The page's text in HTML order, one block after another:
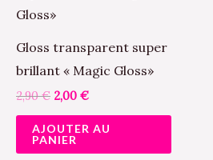
Gloss transparent super
brillant « Magic Gloss»
2,90€
2,90 €.
2,00 €
AJOUTER AU
PANIER